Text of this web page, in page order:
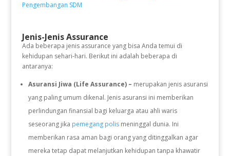
Pengembangan SDM
Jenis-Jenis Assurance
Ada beberapa jenis assurance yang bisa Anda temui di
kehidupan sehari-hari. Berikut ini adalah beberapa di
antaranya:
Asuransi Jiwa (Life Assurance) – merupakan jenis asuransi
yang paling umum dikenal. Jenis asuransi ini memberikan
perlindungan finansial bagi keluarga atau ahli waris
seseorang jika pemegang polismeninggal dunia. Ini
memberikan rasa aman bagi orang yang ditinggalkan agar
mereka tetap dapat melanjutkan kehidupan tanpa khawatir